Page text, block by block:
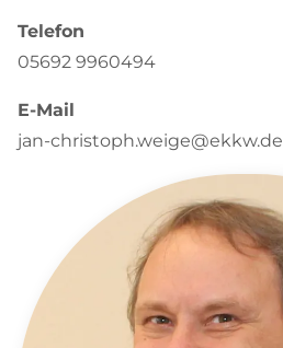
Telefon
05692 9960494
E-Mail
jan-christoph.weige@ekkw.de